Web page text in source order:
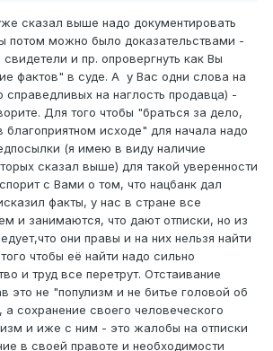
письма следует, что причиной,
книгу жалоб послужил
мол нет ли у меня более мелкой
отказ давать сдачу на ту банкноту,
тот момент была. Кроме того, я же
нее не было сдачи! То есть, тебе же не
денег, у кассира попросту не
чувак. Резюмируя: по мнению
РК,отказ давать сдачу не есть
средств платежа, каковым
валюта. Есть сомнения, стоит ли
ответ в вышестоящий орган, ибо, в
имею основания полагать, что
местное отделение.
сказал выше надо документировать
потом можно было доказательствами -
и пр. опровергнуть как Вы
фактов" в суде. А у Вас одни слова на
справедливых на наглость продавца) -
Для того чтобы "браться за дело,
благоприятном исходе" для начала надо
(я имею в виду наличие
сказал выше) для такой уверенности
с Вами о том, что нацбанк дал
факты, у нас в стране все
и занимаются, что дают отписки, но из
они правы и на них нельзя найти
чтобы её найти надо сильно
и труд все перетрут. Отстаивание
это не "популизм и не битье головой об
а сохранение своего человеческого
и иже с ним - это жалобы на отписки
в своей правоте и необходимости